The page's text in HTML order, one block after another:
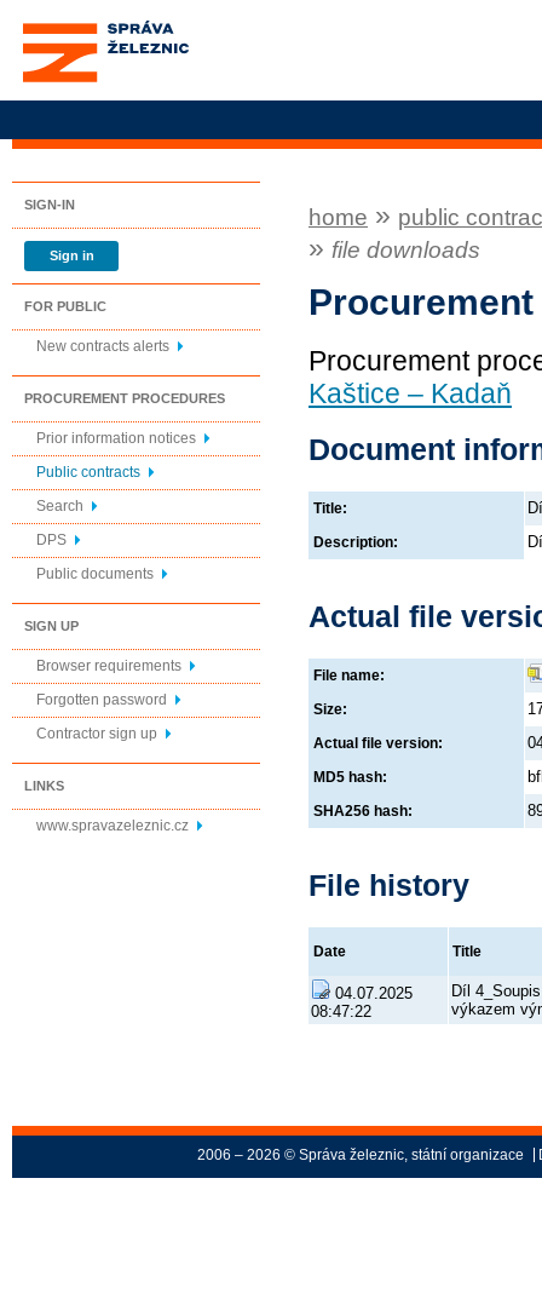
Správa železnic, státní
organizace
SIGN-IN
Sign in
FOR PUBLIC
New contracts alerts
PROCUREMENT PROCEDURES
Prior information notices
Public contracts
Search
DPS
Public documents
SIGN UP
Browser requirements
Forgotten password
Contractor sign up
LINKS
www.spravazeleznic.cz
home » public
» file downloads
Procurement
Kaštice – Kadaň
Document
Title:
Description:
Actual file
File name:
Size:
Actual file version:
MD5 hash:
SHA256 hash:
File history
Date Title
04.07.2025
08:47:22
Díl
výkazem
2006 – 2026 © Správa železnic, státní organizace